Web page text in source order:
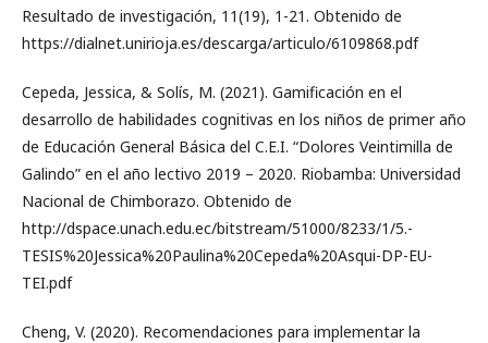
Resultado de investigación, 11(19), 1-21. Obtenido de
https://dialnet.unirioja.es/descarga/articulo/6109868.pdf
Cepeda, Jessica, & Solís, M. (2021). Gamificación en el
desarrollo de habilidades cognitivas en los niños de primer año
de Educación General Básica del C.E.I. “Dolores Veintimilla de
Galindo” en el año lectivo 2019 – 2020. Riobamba: Universidad
Nacional de Chimborazo. Obtenido de
http://dspace.unach.edu.ec/bitstream/51000/8233/1/5.-
TESIS%20Jessica%20Paulina%20Cepeda%20Asqui-DP-EU-
TEI.pdf
Cheng, V. (2020). Recomendaciones para implementar la